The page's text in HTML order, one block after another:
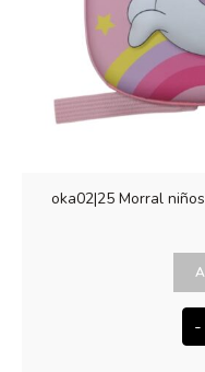
oka02|25 Morral
-